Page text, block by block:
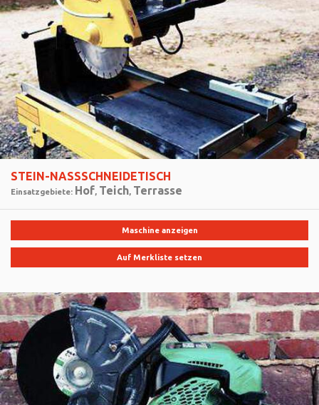
STEIN-NASSSCHNEIDETISCH
Einsatzgebiete: Hof, Teich, Terrasse
Maschine anzeigen
Auf Merkliste setzen